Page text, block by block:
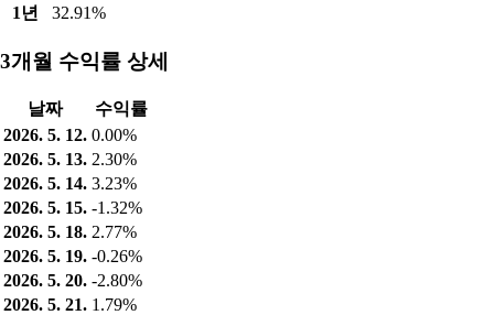
1년
32.91%
3개월 수익률 상세
날짜
수익률
2026. 5. 12. 0.00%
2026. 5. 13. 2.30%
2026. 5. 14. 3.23%
2026. 5. 15. -1.32%
2026. 5. 18. 2.77%
2026. 5. 19. -0.26%
2026. 5. 20. -2.80%
2026. 5. 21. 1.79%